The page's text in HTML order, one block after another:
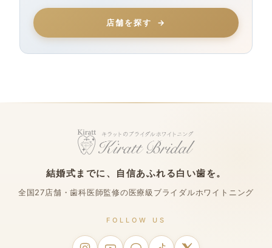
店舗を探す
結婚式までに、自信あふれる白い歯を。
全国27店舗・歯科医師監修の医療級ブライダルホワイトニング
FOLLOW US